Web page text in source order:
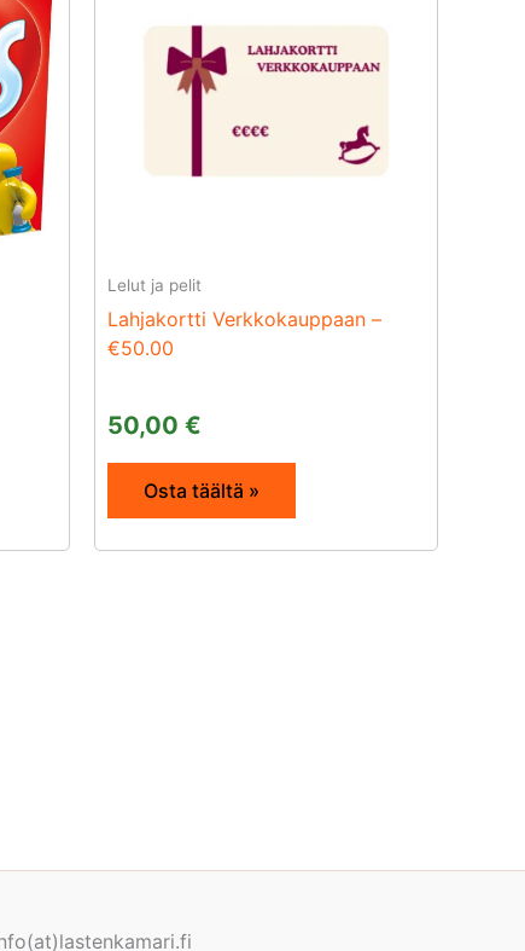
Lelut ja pelit
Lahjakortti Verkkokauppaan –
€50.00
50,00 €
Osta täältä »